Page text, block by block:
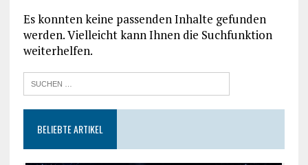
Es konnten keine passenden Inhalte gefunden
werden. Vielleicht kann Ihnen die Suchfunktion
weiterhelfen.
BELIEBTE ARTIKEL